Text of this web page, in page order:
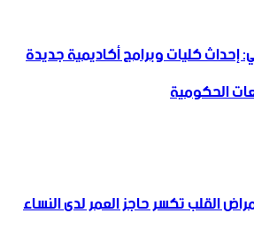
إحداث كليات وبرامج أكاديمية جديدة
الحكومية
القلب تكسر حاجز العمر لدى النساء